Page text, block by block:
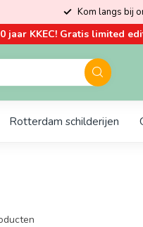
Kom langs bij
jaar KKEC! Gratis limited
Rotterdam schilderijen